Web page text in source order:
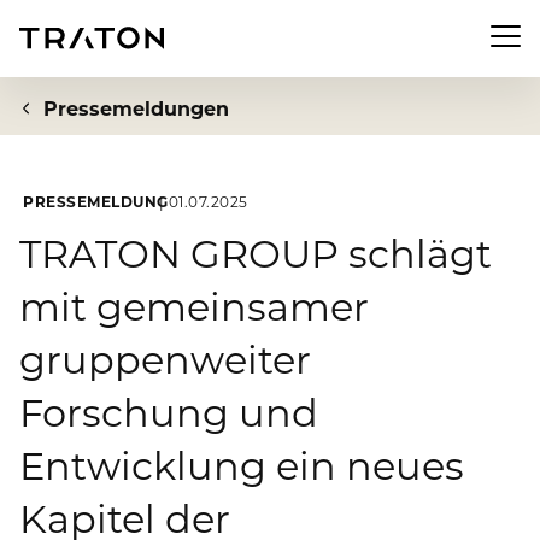
Zur Übersichtsseite: Unternehmen
Über uns
Strategie
Vorstand
Aufsichtsrat
Investor Relations
Zur Übersichtsseite: Investor Relations
Aktie
Newsroom
Zur Übersichtsseite: Newsroom
Pressemeldungen
Nachhaltigkeit
Zur Übersichtsseite: Nachhaltigkeit
Pressemeldungen
PRESSEMELDUNG01.07.2025
TRATON GROUP schlägt
mit gemeinsamer
gruppenweiter
Forschung und
Entwicklung ein neues
Kapitel der